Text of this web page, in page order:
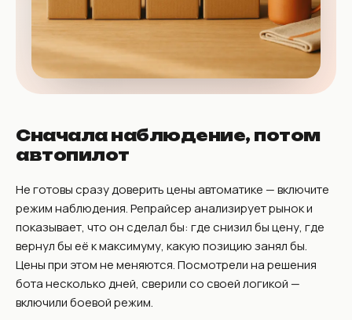
Сначала наблюдение, потом
автопилот
Не готовы сразу доверить цены автоматике — включите
режим наблюдения. Репрайсер анализирует рынок и
показывает, что он сделал бы: где снизил бы цену, где
вернул бы её к максимуму, какую позицию занял бы.
Цены при этом не меняются. Посмотрели на решения
бота несколько дней, сверили со своей логикой —
включили боевой режим.